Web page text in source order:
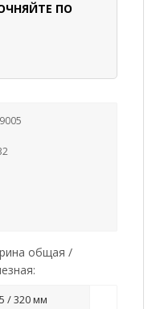
ПО
общая /
/ 320 мм